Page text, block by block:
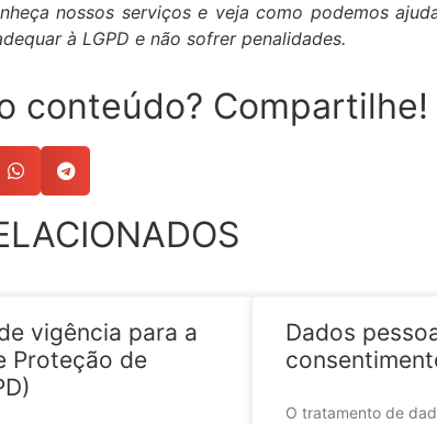
nossos serviçose veja como podemos
à LGPD e não sofrer penalidades.
conteúdo? Compartilhe!
vigência para a
Proteção de
Dados
O tratamento de